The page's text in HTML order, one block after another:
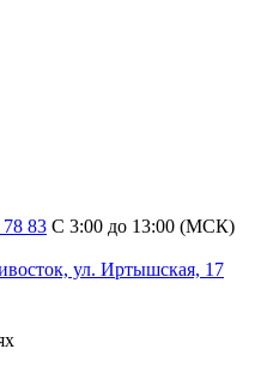
83 С 3:00 до 13:00 (МСК)
ул. Иртышская, 17